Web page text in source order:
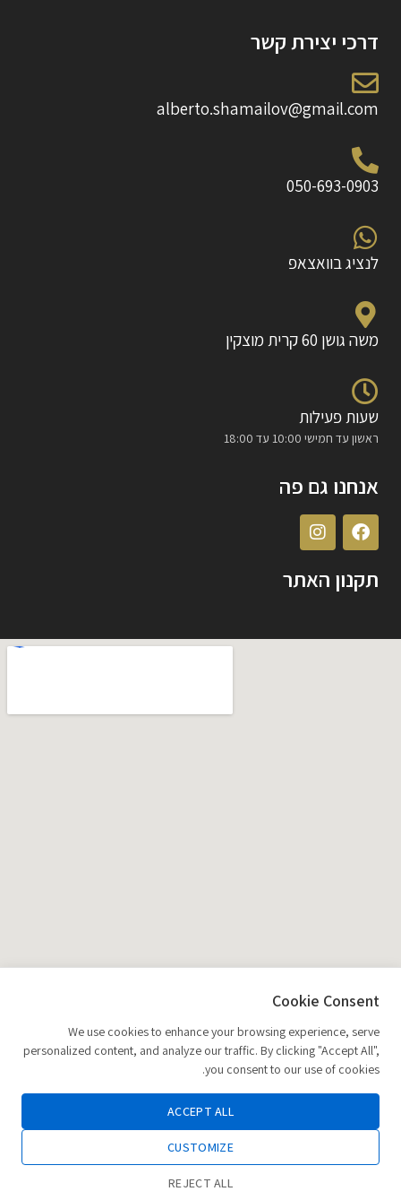
דרכי יצירת קשר
alberto.shamailov@gmail.com
050-693-0903
לנציג בוואצאפ
משה גושן 60 קרית מוצקין
שעות פעילות
ראשון עד חמישי 10:00 עד 18:00
אנחנו גם פה
תקנון האתר
הוספה לסל 0
Cookie Consent
We use cookies to enhance your browsing experience, serve
personalized content, and analyze our traffic. By clicking "Accept All",
you consent to our use of cookies.
ACCEPT ALL
CUSTOMIZE
REJECT ALL